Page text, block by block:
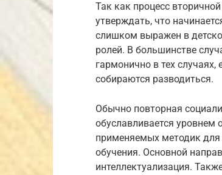
Так как процесс
утверждать, что
слишком выражен в
ролей. В большинстве
гармонично в тех случаях,
собираются разводиться.
Обычно повторная
обуславливается уровнем
применяемых методик для
обучения. Основной
интеллектуализация.